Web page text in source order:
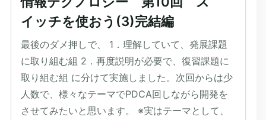
イッチを使おう(3)完結編
最後のダメ押しで、 1．理解していて、発展課題
に取り組む組 2．再度説明が必要で、復習課題に
取り組む組 に分けて実施しました。次回からは少
人数で、様々なテーマでPDCA回しながら開発を
させてみたいと思います。 ※実はテーマとして、